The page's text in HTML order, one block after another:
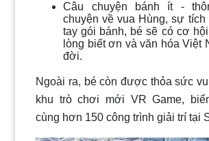
Câu chuyện bánh ít -
chuyện về vua Hùng, sự
tay gói bánh, bé sẽ có cơ
lòng biết ơn và văn hóa Việt
đời.
Ngoài ra, bé còn được thỏa sức
khu trò chơi mới VR Game,
cùng hơn 150 công trình giải trí tại